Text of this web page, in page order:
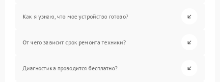
Как я узнаю, что мое устройство готово?
От чего зависит срок ремонта техники?
Диагностика проводится бесплатно?